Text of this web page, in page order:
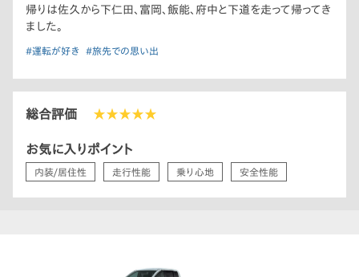
帰りは佐久から下仁田、富岡、飯能、府中と下道を走って帰ってき
ました。
#運転が好き #旅先での思い出
総合評価 ★★★★★
お気に入りポイント
内装/居住性 走行性能 乗り心地 安全性能